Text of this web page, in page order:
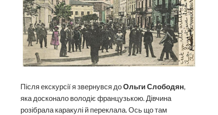
Після екскурсії я звернувся доОльги Слободян,
яка досконало володіє французькою. Дівчина
розібрала каракулі й переклала. Ось що там